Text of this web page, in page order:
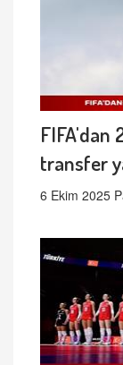
FIFA'dan
transfer
6 Ekim 2025